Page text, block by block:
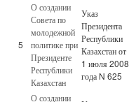
5
О создании
Совета по
молодежной
политике при
Президенте
Республики
Казахстан
Указ
Президента
Республики
Казахстан от
1 июля 2008
года N 625
О создании